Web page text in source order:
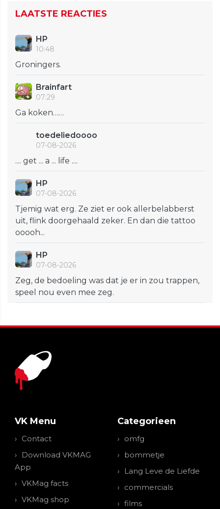
LAATSTE REACTIES
HP
10:48
Groningers.
Brainfart
07:29
Ga koken……
toedeliedoooo
07-08-2026
.... get ... a ... life ....
HP
07-08-2026
Tjemig wat erg. Ze ziet er ook allerbelabberst
uit, flink doorgehaald zeker. En dan die tattoo
ooooh...
HP
07-08-2026
Zeg, de bedoeling was dat je er in zou trappen,
speel nou even mee zeg.
VK Menu
Contact
Download VKMAG
App
VKMag facts
VKMag shop
Categorieen
omfg
bommetje
Lang Leve de Liefde
commercials
films